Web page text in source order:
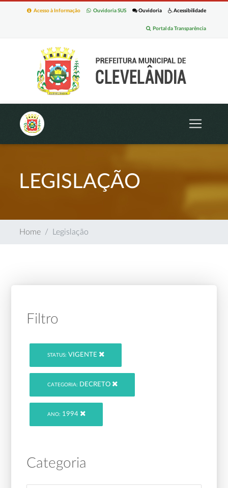
Acessibilidade
Ouvidoria
Ouvidoria SUS
Acesso à Informação
Portal da Transparência
LEGISLAÇÃO
Home Legislação
Filtro
STATUS: VIGENTE
CATEGORIA: DECRETO
ANO: 1994
Categoria